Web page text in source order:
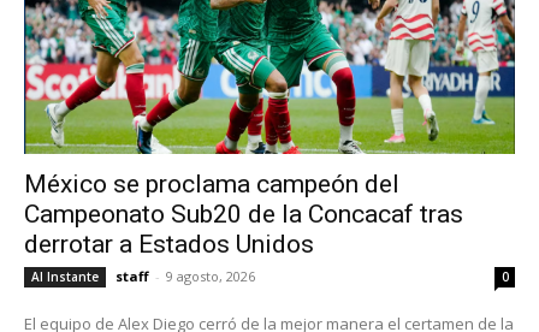
México se proclama campeón del
Campeonato Sub20 de la Concacaf tras
derrotar a Estados Unidos
Al Instante staff - 9 agosto, 2026 0
El equipo de Alex Diego cerró de la mejor manera el certamen de la